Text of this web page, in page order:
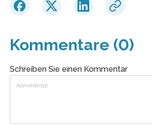
Kommentare (0)
Schreiben Sie einen Kommentar